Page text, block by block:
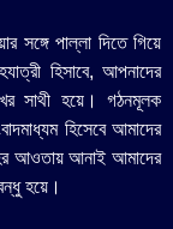
সঙ্গে পাল্লা দিতে গিয়ে
হিসাবে, আপনাদের
সাথী হয়ে। গঠনমূলক
হিসেবে আমাদের
আওতায় আনাই আমাদের
হয়ে।